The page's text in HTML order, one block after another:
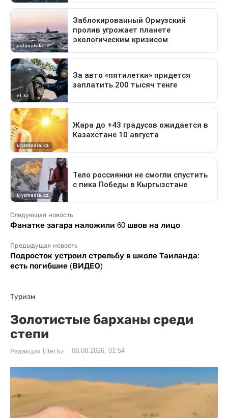
Следующая новость
Фанатке загара наложили 60 швов на лицо
Предыдущая новость
Подросток устроил стрельбу в школе Таиланда:
есть погибшие (ВИДЕО)
Туризм
Золотистые барханы среди
степи
Редакция Liter.kz 08.08.2026, 01:54